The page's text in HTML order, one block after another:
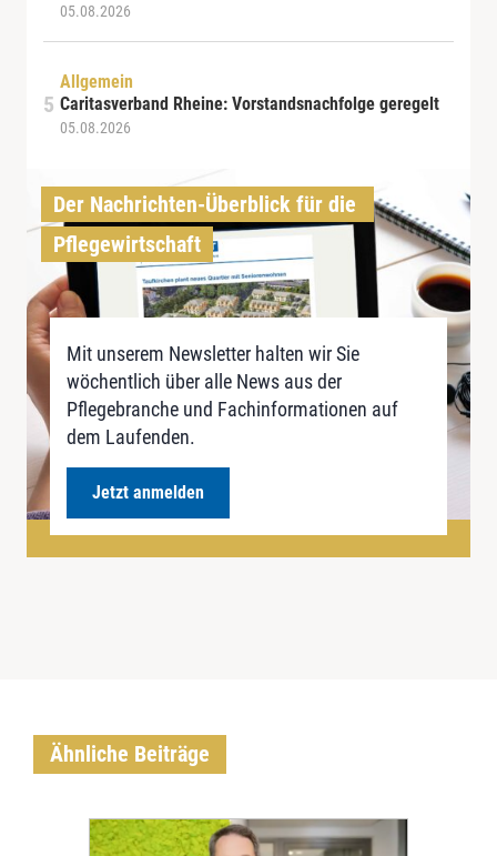
05.08.2026
Allgemein
Caritasverband Rheine: Vorstandsnachfolge geregelt
05.08.2026
Der Nachrichten-Überblick für die
Pflegewirtschaft
Mit unserem Newsletter halten wir Sie
wöchentlich über alle News aus der
Pflegebranche und Fachinformationen auf
dem Laufenden.
Jetzt anmelden
Ähnliche Beiträge